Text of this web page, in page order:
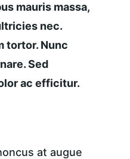
mauris massa,
nec.
tortor. Nunc
Sed
ac efficitur.
at augue